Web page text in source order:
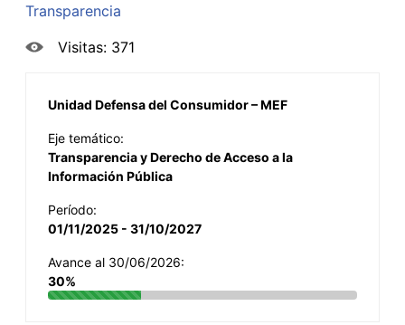
Transparencia
Visitas: 371
Unidad Defensa del Consumidor – MEF
Eje temático:
Transparencia y Derecho de Acceso a la
Información Pública
Período:
01/11/2025 - 31/10/2027
Avance al 30/06/2026:
30%